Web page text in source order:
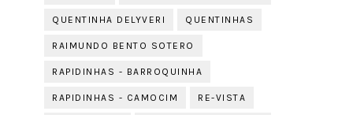
QUENTINHA DELYVERI QUENTINHAS
RAIMUNDO BENTO SOTERO
RAPIDINHAS - BARROQUINHA
RAPIDINHAS - CAMOCIM RE-VISTA